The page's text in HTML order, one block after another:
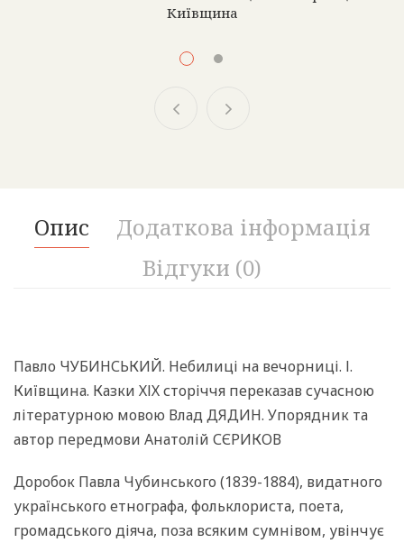
Леопольд Ященко і його славетний хор «Гомін» –
Київщина
Опис
Додаткова інформація
Відгуки (0)
Павло ЧУБИНСЬКИЙ. Небилиці на вечорниці. І.
Київщина. Казки ХІХ сторіччя переказав сучасною
літературною мовою Влад ДЯДИН. Упорядник та
автор передмови Анатолій СЄРИКОВ
Доробок Павла Чубинського (1839-1884), видатного
українського етнографа, фольклориста, поета,
громадського діяча, поза всяким сумнівом, увінчує